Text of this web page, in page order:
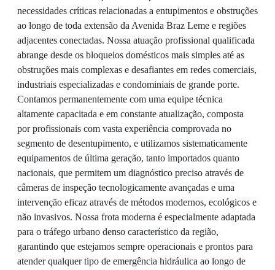
necessidades críticas relacionadas a entupimentos e obstruções
ao longo de toda extensão da Avenida Braz Leme e regiões
adjacentes conectadas. Nossa atuação profissional qualificada
abrange desde os bloqueios domésticos mais simples até as
obstruções mais complexas e desafiantes em redes comerciais,
industriais especializadas e condominiais de grande porte.
Contamos permanentemente com uma equipe técnica
altamente capacitada e em constante atualização, composta
por profissionais com vasta experiência comprovada no
segmento de desentupimento, e utilizamos sistematicamente
equipamentos de última geração, tanto importados quanto
nacionais, que permitem um diagnóstico preciso através de
câmeras de inspeção tecnologicamente avançadas e uma
intervenção eficaz através de métodos modernos, ecológicos e
não invasivos. Nossa frota moderna é especialmente adaptada
para o tráfego urbano denso característico da região,
garantindo que estejamos sempre operacionais e prontos para
atender qualquer tipo de emergência hidráulica ao longo de